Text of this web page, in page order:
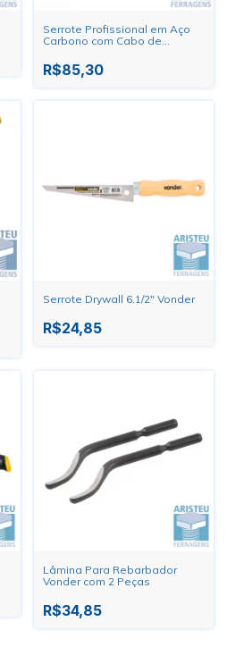
Serrote Profissional em Aço
Carbono com Cabo de
R$85,30
Serrote Drywall 6.1/2" Vonder
R$24,85
Lâmina Para Rebarbador
Vonder com 2 Peças
R$34,85